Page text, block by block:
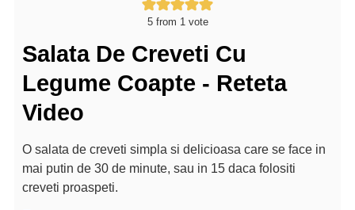
5from 1 vote
Salata De Creveti Cu
Legume Coapte - Reteta
Video
O salata de creveti simpla si delicioasa care se face in
mai putin de 30 de minute, sau in 15 daca folositi
creveti proaspeti.